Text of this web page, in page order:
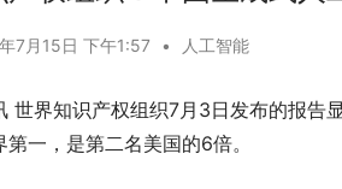
7月15日 下午1:57 • 人工智能
世界知识产权组织7月3日发布的报
一，是第二名美国的6倍。